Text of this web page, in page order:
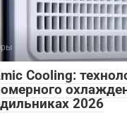
Cooling:
2026